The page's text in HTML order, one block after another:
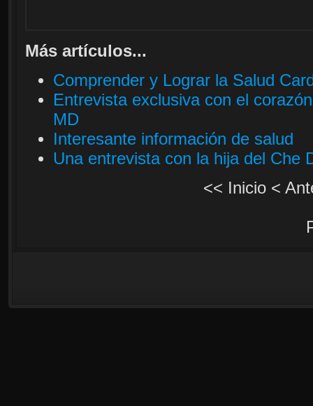
Más artículos...
Comprender y Lograr la Salud
Entrevista exclusiva con el
MD
Interesante información de salud
Una entrevista con la hija del Che
<< Inicio <